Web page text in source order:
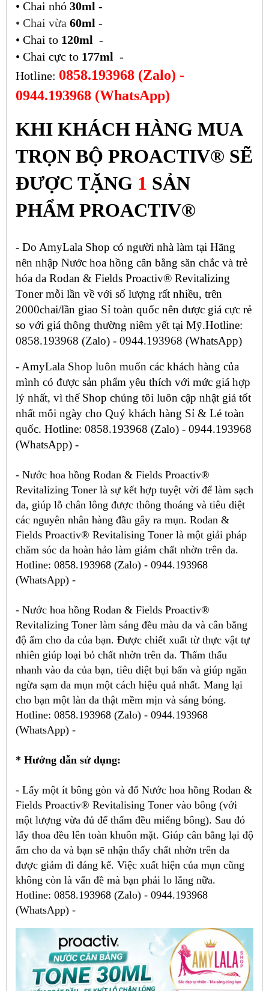
• Chai nhỏ 30ml -
• Chai vừa 60ml -
• Chai to 120ml -
• Chai cực to 177ml -
Hotline: 0858.193968 (Zalo) -
0944.193968 (WhatsApp)
KHI KHÁCH HÀNG MUA
TRỌN BỘ PROACTIV® SẼ
ĐƯỢC TẶNG 1 SẢN
PHẨM PROACTIV®
- Do AmyLala Shop có người nhà làm tại Hãng
nên nhập Nước hoa hồng cân bằng săn chắc và trẻ
hóa da Rodan & Fields Proactiv® Revitalizing
Toner mỗi lần về với số lượng rất nhiều, trên
2000chai/lần giao Sỉ toàn quốc nên được giá cực rẻ
so với giá thông thường niêm yết tại Mỹ.Hotline:
0858.193968 (Zalo) - 0944.193968 (WhatsApp)
- AmyLala Shop luôn muốn các khách hàng của
mình có được sản phẩm yêu thích với mức giá hợp
lý nhất, vì thế Shop chúng tôi luôn cập nhật giá tốt
nhất mỗi ngày cho Quý khách hàng Sỉ & Lẻ toàn
quốc. Hotline: 0858.193968 (Zalo) - 0944.193968
(WhatsApp) -
- Nước hoa hồng Rodan & Fields Proactiv®
Revitalizing Toner là sự kết hợp tuyệt vời để làm sạch
da, giúp lỗ chân lông được thông thoáng và tiêu diệt
các nguyên nhân hàng đầu gây ra mụn. Rodan &
Fields Proactiv® Revitalising Toner là một giải pháp
chăm sóc da hoàn hảo làm giảm chất nhờn trên da.
Hotline: 0858.193968 (Zalo) - 0944.193968
(WhatsApp) -
- Nước hoa hồng Rodan & Fields Proactiv®
Revitalizing Toner làm sáng đều màu da và cân bằng
độ ẩm cho da của bạn. Được chiết xuất từ ​​thực vật tự
nhiên giúp loại bỏ chất nhờn trên da. Thẩm thấu
nhanh vào da của bạn, tiêu diệt bụi bẩn và giúp ngăn
ngừa sạm da mụn một cách hiệu quả nhất. Mang lại
cho bạn một làn da thật mềm mịn và sáng bóng.
Hotline: 0858.193968 (Zalo) - 0944.193968
(WhatsApp) -
* Hướng dẫn sử dụng:
- Lấy một ít bông gòn và đổ Nước hoa hồng Rodan &
Fields Proactiv® Revitalising Toner vào bông (với
một lượng vừa đủ để thấm đều miếng bông). Sau đó
lấy thoa đều lên toàn khuôn mặt. Giúp cân bằng lại độ
ẩm cho da và bạn sẽ nhận thấy chất nhờn trên da
được giảm đi đáng kể. Việc xuất hiện của mụn cũng
không còn là vấn đề mà bạn phải lo lắng nữa.
Hotline: 0858.193968 (Zalo) - 0944.193968
(WhatsApp) -